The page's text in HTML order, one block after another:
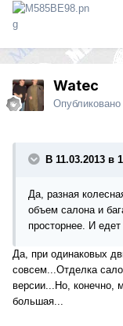
Watec
Опубликовано
В 11.03.2013 в
Да, разная
объем салона и
просторнее. И
Да, при одинаковых
совсем...Отделка
версии...Но, конечно,
большая...